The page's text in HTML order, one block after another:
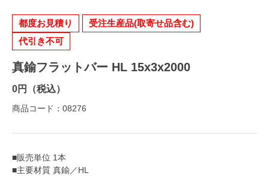
都度お見積り
受注生産品(取寄せ品含む)
代引き不可
真鍮フラットバー HL 15x3x2000
0円（税込）
商品コード：08276
■販売単位 1本
■主要材質 真鍮／HL